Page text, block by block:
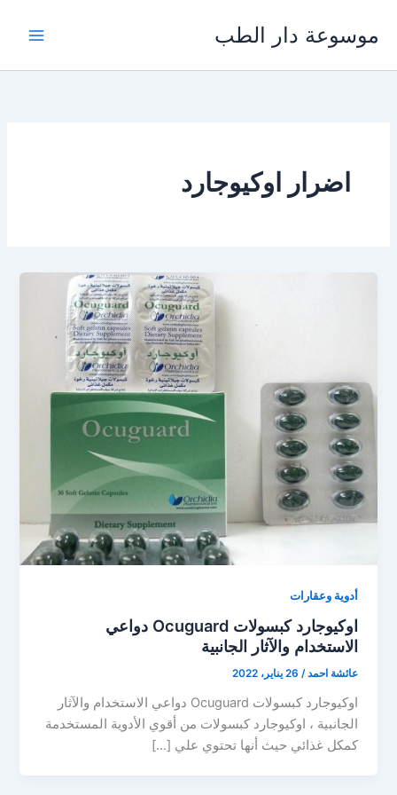
المحتوى
موسوعة دار الطب
اضرار اوكيوجارد
أدوية وعقارات
اوكيوجارد كبسولات Ocuguard دواعي
الاستخدام والآثار الجانبية
عائشة احمد/ 26 يناير، 2022
اوكيوجارد كبسولات Ocuguard دواعي الاستخدام والآثار
الجانبية ، اوكيوجارد كبسولات من أقوي الأدوية المستخدمة
كمكل غذائي حيث أنها تحتوي علي […]